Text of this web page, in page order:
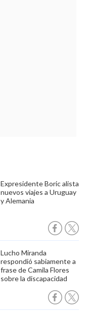
Expresidente Boric alista
nuevos viajes a Uruguay
y Alemania
Lucho Miranda
respondió sabiamente a
frase de Camila Flores
sobre la discapacidad